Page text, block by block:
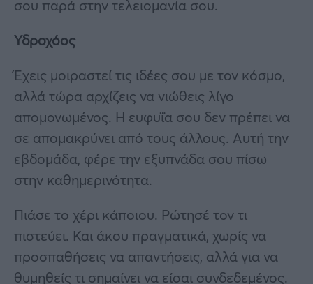
σου παρά στην τελειομανία σου.
Υδροχόος
Έχεις μοιραστεί τις ιδέες σου με τον κόσμο,
αλλά τώρα αρχίζεις να νιώθεις λίγο
απομονωμένος. Η ευφυΐα σου δεν πρέπει να
σε απομακρύνει από τους άλλους. Αυτή την
εβδομάδα, φέρε την εξυπνάδα σου πίσω
στην καθημερινότητα.
Πιάσε το χέρι κάποιου. Ρώτησέ τον τι
πιστεύει. Και άκου πραγματικά, χωρίς να
προσπαθήσεις να απαντήσεις, αλλά για να
θυμηθείς τι σημαίνει να είσαι συνδεδεμένος.